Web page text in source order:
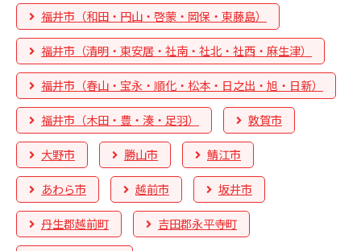
福井市（和田・円山・啓蒙・岡保・東藤島）
福井市（清明・東安居・社南・社北・社西・麻生津）
福井市（春山・宝永・順化・松本・日之出・旭・日新）
福井市（木田・豊・湊・足羽） 敦賀市
大野市 勝山市 鯖江市
あわら市 越前市 坂井市
丹生郡越前町 吉田郡永平寺町